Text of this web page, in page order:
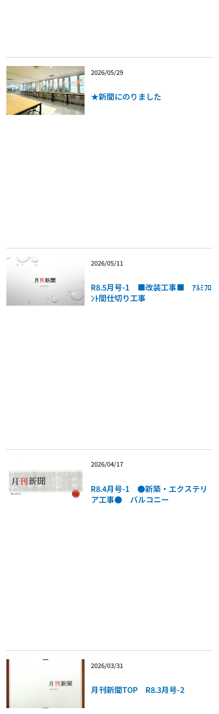
2026/05/29
★新聞にのりました
2026/05/11
R8.5月号-1 ■改装工事■ ｱﾙﾐﾌﾛ
ﾝﾄ間仕切り工事
2026/04/17
R8.4月号-1 ●新築・エクステリ
ア工事● バルコニー
2026/03/31
月刊新聞TOP R8.3月号-2